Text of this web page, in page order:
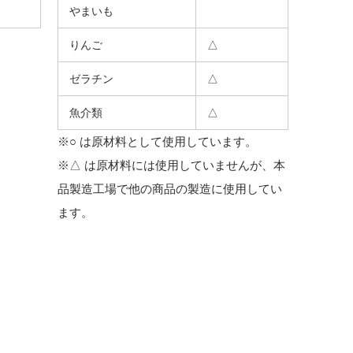
やまいも
りんご △
ゼラチン △
魚介類 △
※○ は原材料として使用しています。
※△ は原材料には使用していませんが、本
品製造工場で他の商品の製造に使用してい
ます。